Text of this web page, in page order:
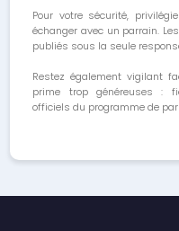
Pour votre sécurité,
échanger avec un parrain.
publiés sous la seule
Restez également vigilant
prime trop généreuses :
officiels du programme de